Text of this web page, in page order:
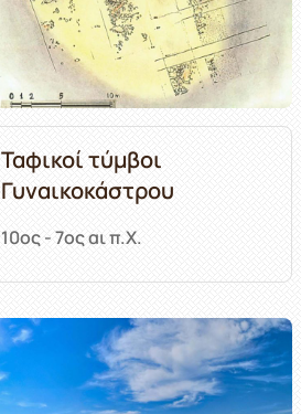
Ταφικοί τύμβοι
Γυναικοκάστρου
10ος - 7ος αι π.Χ.